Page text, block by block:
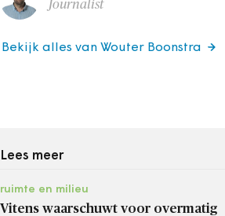
Journalist
Bekijk alles van Wouter Boonstra
Lees meer
ruimte en milieu
Vitens waarschuwt voor overmatig